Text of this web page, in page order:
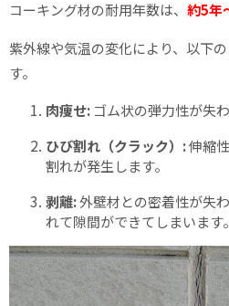
コーキング材の耐用年数は、 約5年
紫外線や気温の変化により、以下
す。
肉痩せ: ゴム状の弾力性が失
ひび割れ（クラック）:伸縮
割れが発生します。
剥離:外壁材との密着性が失
れて隙間ができてしまいます。